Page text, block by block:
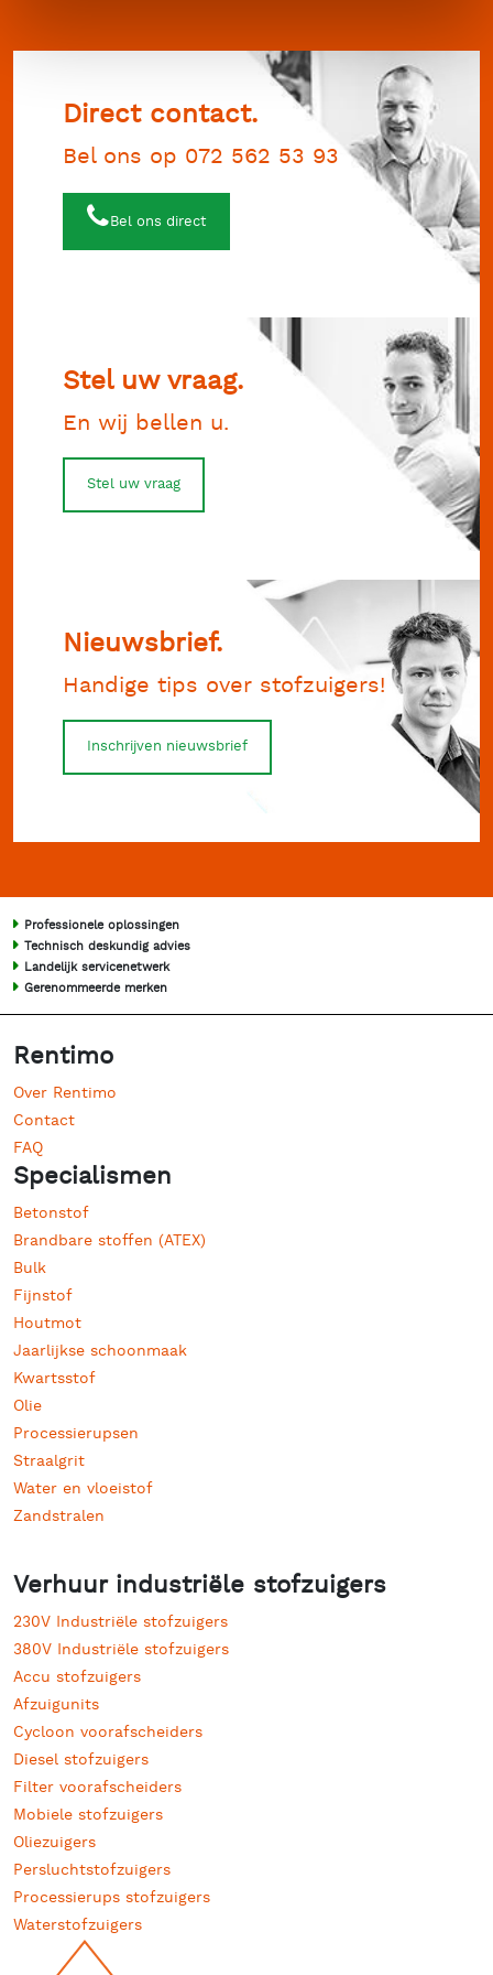
Direct contact.
Bel ons op 072 562 53 93
Bel ons direct
Stel uw vraag.
En wij bellen u.
Stel uw vraag
Nieuwsbrief.
Handige tips over stofzuigers!
Inschrijven nieuwsbrief
Professionele oplossingen
Technisch deskundig advies
Landelijk servicenetwerk
Gerenommeerde merken
Rentimo
Over Rentimo
Contact
FAQ
Specialismen
Betonstof
Brandbare stoffen (ATEX)
Bulk
Fijnstof
Houtmot
Jaarlijkse schoonmaak
Kwartsstof
Olie
Processierupsen
Straalgrit
Water en vloeistof
Zandstralen
Verhuur industriële stofzuigers
230V Industriële stofzuigers
380V Industriële stofzuigers
Accu stofzuigers
Afzuigunits
Cycloon voorafscheiders
Diesel stofzuigers
Filter voorafscheiders
Mobiele stofzuigers
Oliezuigers
Persluchtstofzuigers
Processierups stofzuigers
Waterstofzuigers